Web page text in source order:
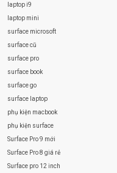
laptop i9
laptop mini
surface microsoft
surface cũ
surface pro
surface book
surface go
surface laptop
phụ kiện macbook
phụ kiện surface
Surface Pro 9 mới
Surface Pro 8 giá rẻ
Surface pro 12 inch